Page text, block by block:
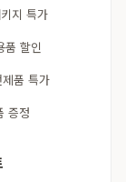
지 특가
할인
품 특가
증정